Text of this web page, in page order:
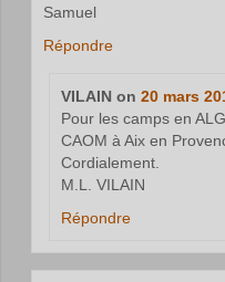
Samuel
Répondre
VILAIN on 20 mars
Pour les camps en
CAOM à Aix en
Cordialement.
M.L. VILAIN
Répondre